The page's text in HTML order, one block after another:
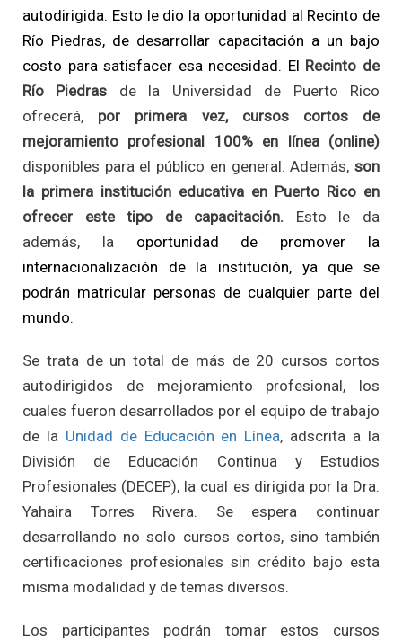
autodirigida. Esto le dio la oportunidad al Recinto de
Río Piedras, de desarrollar capacitación a un bajo
costo para satisfacer esa necesidad. El Recinto de
Río Piedras de la Universidad de Puerto Rico
ofrecerá, por primera vez,
cursos cortos de
mejoramiento profesional 100% en línea (online)
disponibles para el público en general. Además, son
la primera institución educativa en Puerto Rico en
ofrecer este tipo de capacitación. Esto le da
además, la oportunidad de promover la
internacionalización de la institución, ya que se
podrán matricular personas de cualquier parte del
mundo.
Se trata de un total de más de 20 cursos cortos
autodirigidos de mejoramiento profesional, los
cuales fueron desarrollados por el equipo de trabajo
de la Unidad de Educación en Línea, adscrita a la
División de Educación Continua y Estudios
Profesionales (DECEP), la cual es dirigida por la Dra.
Yahaira Torres Rivera. Se espera continuar
desarrollando no solo cursos cortos, sino también
certificaciones profesionales sin crédito bajo esta
misma modalidad y de temas diversos.
Los participantes podrán tomar estos cursos